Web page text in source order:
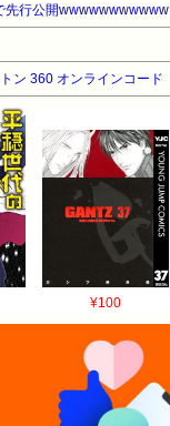
先行公開wwwwwwwwwww
ン 360 オンラインコード
¥100